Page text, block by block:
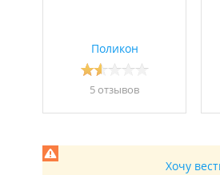
Поликон
5 отзывов
Хочу